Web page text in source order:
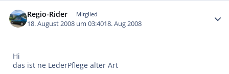
Regio-Rider Mitglied
18. August 2008 um 03:4018. Aug 2008
Hi
das ist ne LederPflege alter Art